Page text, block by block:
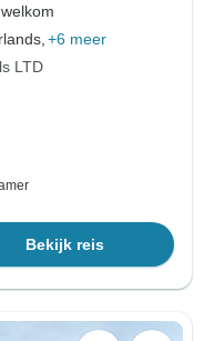
+6 meer
LTD
Bekijk reis